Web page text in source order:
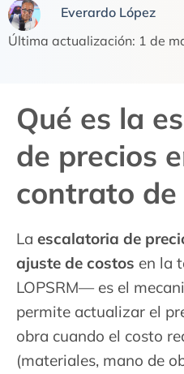
Everardo López
Última actualización: 1 de
Qué es la
de precios
contrato de
La escalatoria de
ajuste de costos en la
LOPSRM— es el
permite actualizar el
obra cuando el costo
(materiales, mano de